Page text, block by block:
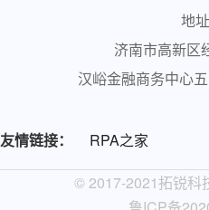
地址
济南市高新区
汉峪金融商务中心
友情链接： RPA之家
© 2017-2021拓锐科